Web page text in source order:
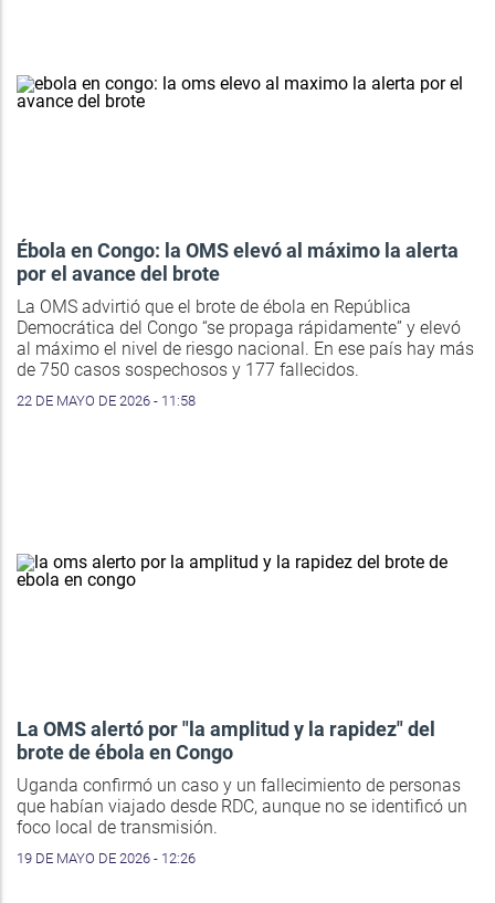
Ébola en Congo: la OMS elevó al máximo la alerta
por el avance del brote
La OMS advirtió que el brote de ébola en República
Democrática del Congo “se propaga rápidamente” y elevó
al máximo el nivel de riesgo nacional. En ese país hay más
de 750 casos sospechosos y 177 fallecidos.
22 DE MAYO DE 2026 - 11:58
La OMS alertó por "la amplitud y la rapidez" del
brote de ébola en Congo
Uganda confirmó un caso y un fallecimiento de personas
que habían viajado desde RDC, aunque no se identificó un
foco local de transmisión.
19 DE MAYO DE 2026 - 12:26